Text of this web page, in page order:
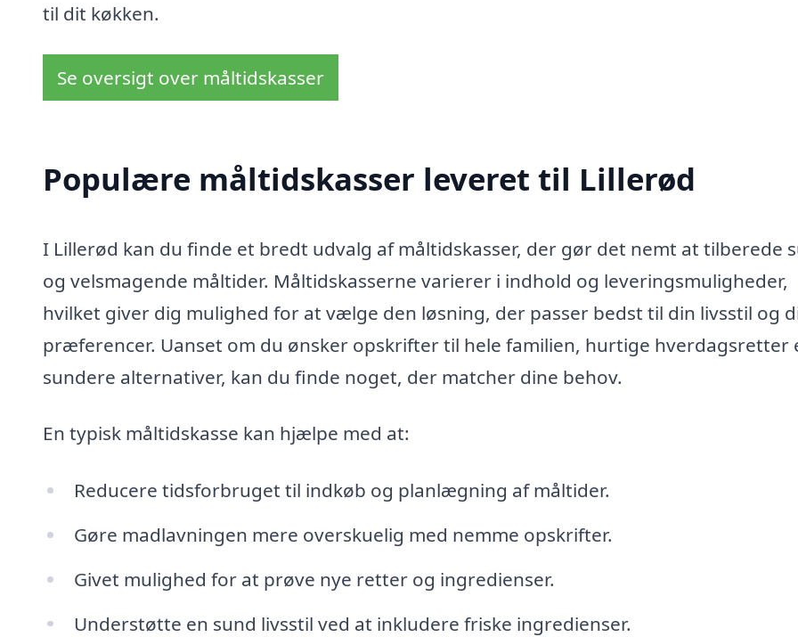
til dit køkken.
Se oversigt over måltidskasser
Populære måltidskasser leveret til Lillerød
I Lillerød kan du finde et bredt udvalg af måltidskasser, der gør det nemt at tilberede
og velsmagende måltider. Måltidskasserne varierer i indhold og leveringsmuligheder,
hvilket giver dig mulighed for at vælge den løsning, der passer bedst til din livsstil og
præferencer. Uanset om du ønsker opskrifter til hele familien, hurtige hverdagsretter
sundere alternativer, kan du finde noget, der matcher dine behov.
En typisk måltidskasse kan hjælpe med at:
Reducere tidsforbruget til indkøb og planlægning af måltider.
Gøre madlavningen mere overskuelig med nemme opskrifter.
Givet mulighed for at prøve nye retter og ingredienser.
Understøtte en sund livsstil ved at inkludere friske ingredienser.